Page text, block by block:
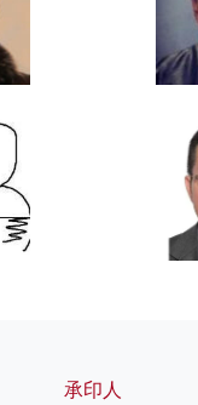
承印人